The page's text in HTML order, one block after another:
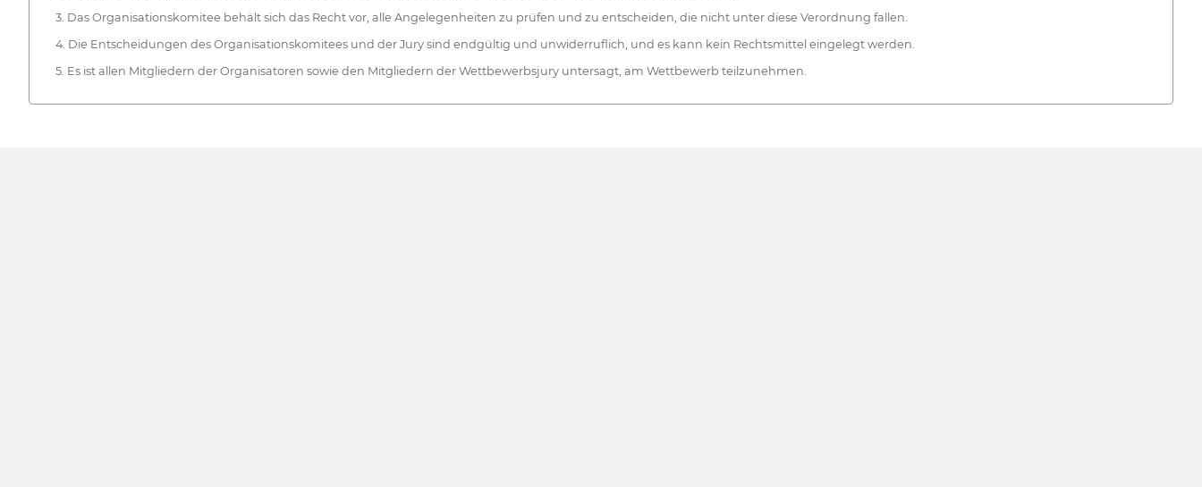
3. Das Organisationskomitee behält sich das Recht vor, alle Angelegenheiten zu prüfen und zu entscheiden, die nicht unter diese Verordnung fallen.
4. Die Entscheidungen des Organisationskomitees und der Jury sind endgültig und unwiderruflich, und es kann kein Rechtsmittel eingelegt werden.
5. Es ist allen Mitgliedern der Organisatoren sowie den Mitgliedern der Wettbewerbsjury untersagt, am Wettbewerb teilzunehmen.